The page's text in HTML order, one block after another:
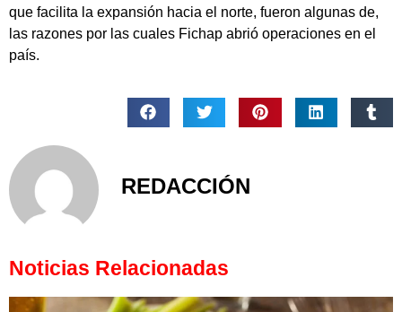
que facilita la expansión hacia el norte, fueron algunas de,
las razones por las cuales Fichap abrió operaciones en el
país.
REDACCIÓN
Noticias Relacionadas